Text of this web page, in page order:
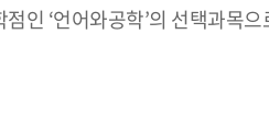
인 ‘언어와공학’의 선택과목